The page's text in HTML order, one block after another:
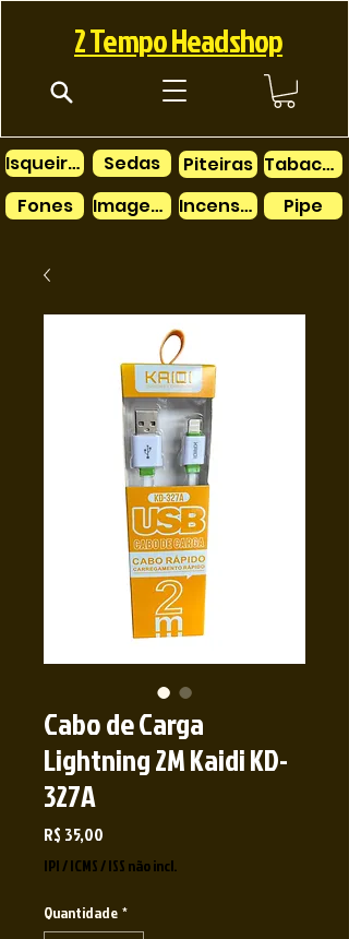
2 Tempo Headshop
Isqueiros
Fones
Sedas
Imagens
Piteiras
Tabacos
Incensos
Pipe
Cabo de Carga
Lightning 2M Kaidi KD-
327A
R$ 35,00
IPI / ICMS / ISS não incl.
Quantidade *